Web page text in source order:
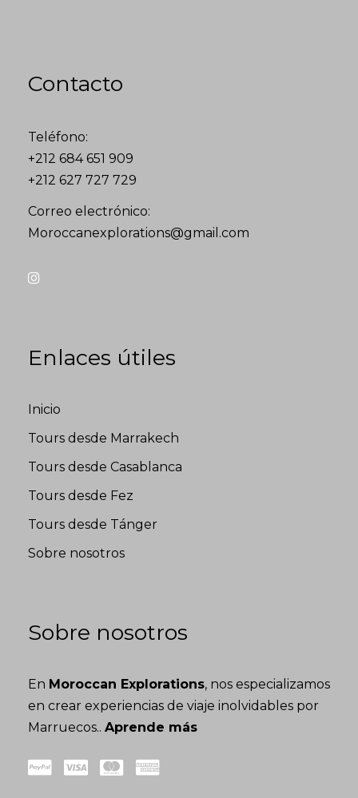
Contacto
Teléfono:
+212 684 651 909
+212 627 727 729
Correo electrónico:
Moroccanexplorations@gmail.com
Enlaces útiles
Inicio
Tours desde Marrakech
Tours desde Casablanca
Tours desde Fez
Tours desde Tánger
Sobre nosotros
Sobre nosotros
En Moroccan Explorations, nos especializamos
en crear experiencias de viaje inolvidables por
Marruecos.. Aprende más